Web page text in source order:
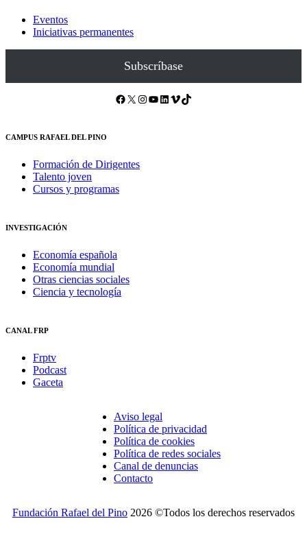
Eventos
Iniciativas permanentes
Subscríbase
Facebook X Instagram YouTube LinkedIn Vimeo TikTok
CAMPUS RAFAEL DEL PINO
Formación de Dirigentes
Talento joven
Cursos y programas
INVESTIGACIÓN
Economía española
Economía mundial
Otras ciencias sociales
Ciencia y tecnología
CANAL FRP
Frptv
Podcast
Gaceta
Aviso legal
Política de privacidad
Política de cookies
Política de redes sociales
Canal de denuncias
Contacto
Fundación Rafael del Pino 2026 ©Todos los derechos reservados